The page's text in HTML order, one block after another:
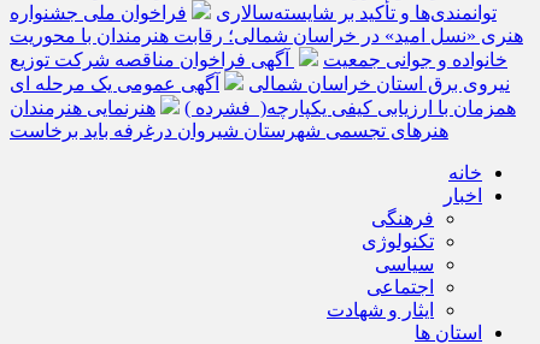
توانمندی‌ها و تأکید بر شایسته‌سالاری
فراخوان ملی جشنواره
هنری «نسل امید» در خراسان شمالی؛ رقابت هنرمندان با محوریت
خانواده و جوانی جمعیت
آگهی فراخوان مناقصه شرکت توزیع
نیروی برق استان خراسان شمالی
آگهی عمومی یک مرحله ای
همزمان با ارزیابی کیفی یکپارچه( فشرده )
هنرنمایی هنرمندان
هنرهای تجسمی شهرستان شیروان درغرفه باید برخاست
خانه
اخبار
فرهنگی
تکنولوژی
سیاسی
اجتماعی
ایثار و شهادت
استان ها